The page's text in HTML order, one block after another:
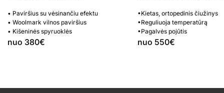
• Paviršius su vėsinančiu efektu
• Woolmark vilnos paviršius
• Kišeninės spyruoklės
nuo 380€
•Kietas, ortopedinis čiužinys
•Reguliuoja temperatūrą
•Pagalvės pojūtis
nuo 550€